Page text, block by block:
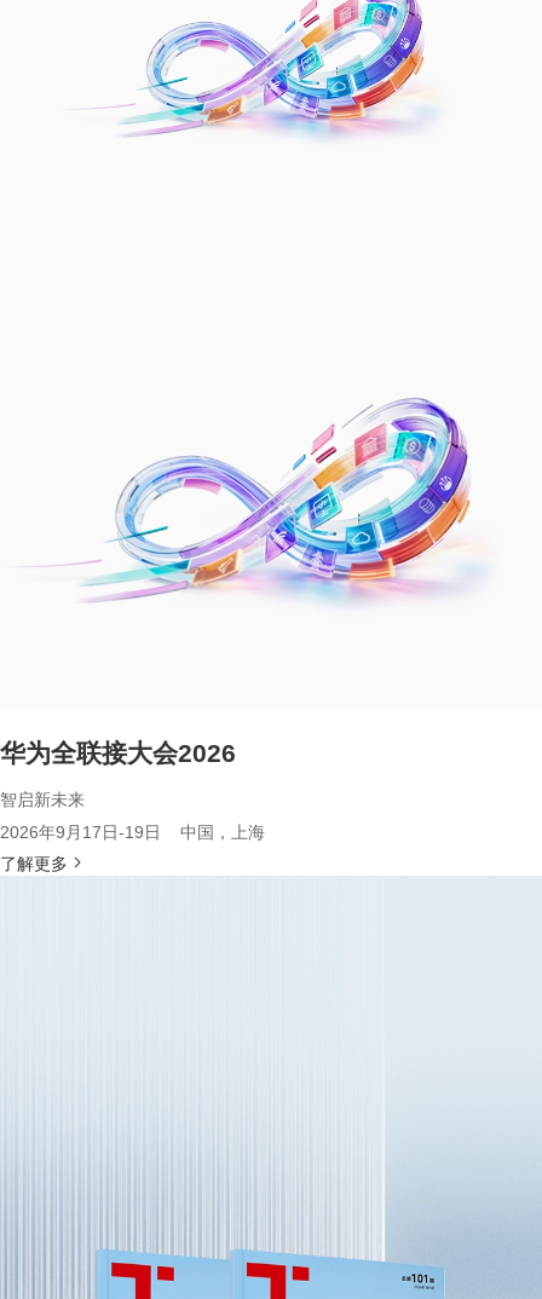
华为全联接大会2026
智启新未来
2026年9月17日-19日 中国，上海
了解更多